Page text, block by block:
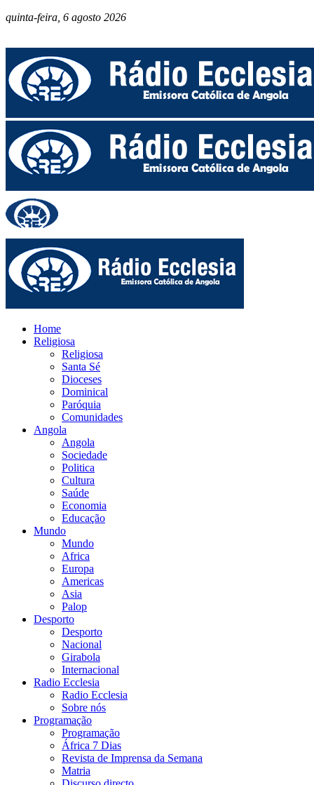
quinta-feira, 6 agosto 2026
Home
Religiosa
Religiosa
Santa Sé
Dioceses
Dominical
Paróquia
Comunidades
Angola
Angola
Sociedade
Politica
Cultura
Saúde
Economia
Educação
Mundo
Mundo
Africa
Europa
Americas
Asia
Palop
Desporto
Desporto
Nacional
Girabola
Internacional
Radio Ecclesia
Radio Ecclesia
Sobre nós
Programação
Programação
África 7 Dias
Revista de Imprensa da Semana
Matria